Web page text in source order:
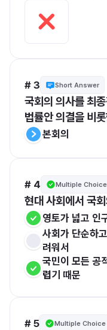
# 3 Short Answer
국회의 의사를 최
법률안 의결을 비
본회의
# 4 Multiple Choice
현대 사회에서 국
영토가 넓고 인
사회가 단순하
려워서
국민이 모든 공
렵기 때문
# 5 Multiple Choice